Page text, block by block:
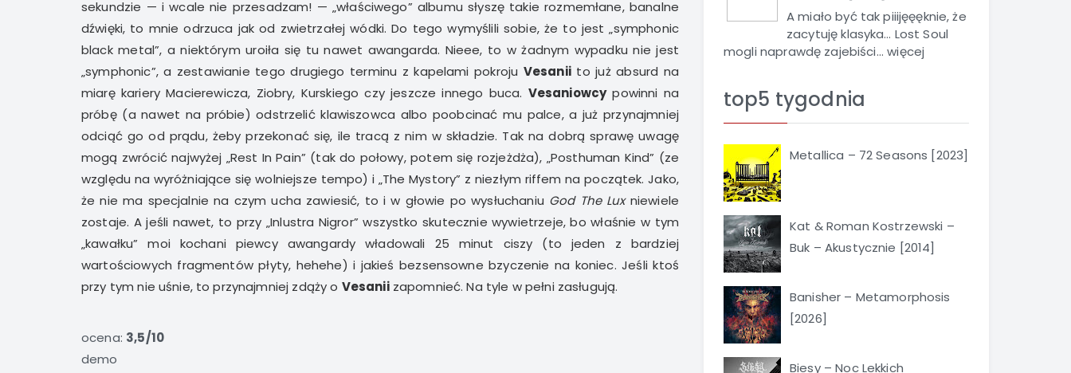
sekundzie — i wcale nie przesadzam! — „właściwego” albumu słyszę takie rozmemłane, banalne
dźwięki, to mnie odrzuca jak od zwietrzałej wódki. Do tego wymyślili sobie, że to jest „symphonic
black metal”, a niektórym uroiła się tu nawet awangarda. Nieee, to w żadnym wypadku nie jest
„symphonic”, a zestawianie tego drugiego terminu z kapelami pokroju Vesaniito już absurd na
miarę kariery Macierewicza, Ziobry, Kurskiego czy jeszcze innego buca. Vesaniowcypowinni na
próbę (a nawet na próbie) odstrzelić klawiszowca albo poobcinać mu palce, a już przynajmniej
odciąć go od prądu, żeby przekonać się, ile tracą z nim w składzie. Tak na dobrą sprawę uwagę
mogą zwrócić najwyżej „Rest In Pain” (tak do połowy, potem się rozjeżdża), „Posthuman Kind” (ze
względu na wyróżniające się wolniejsze tempo) i „The Mystory” z niezłym riffem na początek. Jako,
że nie ma specjalnie na czym ucha zawiesić, to i w głowie po wysłuchaniu God The Luxniewiele
zostaje. A jeśli nawet, to przy „Inlustra Nigror” wszystko skutecznie wywietrzeje, bo właśnie w tym
„kawałku” moi kochani piewcy awangardy władowali 25 minut ciszy (to jeden z bardziej
wartościowych fragmentów płyty, hehehe) i jakieś bezsensowne bzyczenie na koniec. Jeśli ktoś
przy tym nie uśnie, to przynajmniej zdąży o Vesaniizapomnieć. Na tyle w pełni zasługują.
ocena: 3,5/10
demo
A miało być tak piiijęęęknie, że
zacytuję klasyka… Lost Soul
mogli naprawdę zajebiści...więcej
top5 tygodnia
Metallica – 72 Seasons [2023]
Kat & Roman Kostrzewski –
Buk – Akustycznie [2014]
Banisher – Metamorphosis
[2026]
Biesy – Noc Lekkich